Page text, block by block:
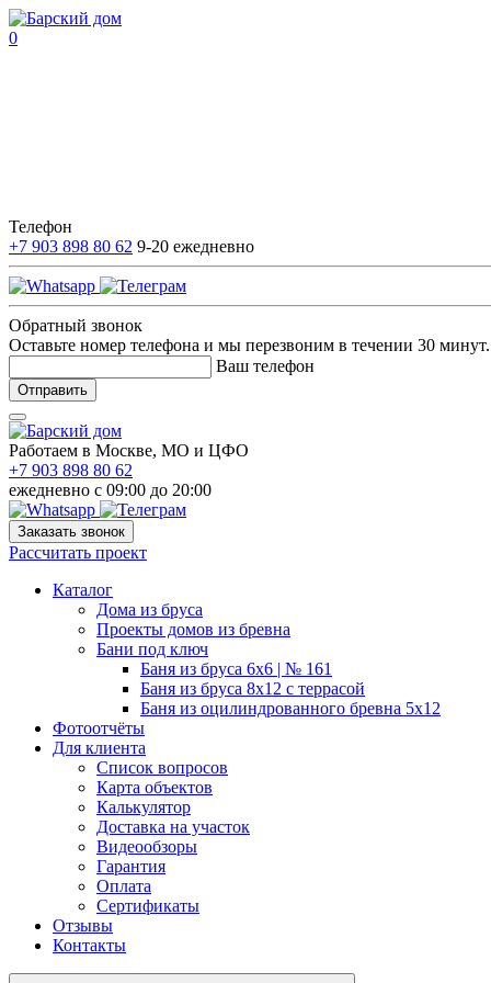
0
Телефон
+7 903 898 80 62 9-20 ежедневно
Обратный звонок
Оставьте номер телефона и мы перезвоним в течении 30 минут.
Ваш телефон
Отправить
Работаем в Москве, МО и ЦФО
+7 903 898 80 62
ежедневно c 09:00 до 20:00
Заказать звонок
Рассчитать проект
Каталог
Дома из бруса
Проекты домов из бревна
Бани под ключ
Баня из бруса 6х6 | № 161
Баня из бруса 8х12 с террасой
Баня из оцилиндрованного бревна 5х12
Фотоотчёты
Для клиента
Список вопросов
Карта объектов
Калькулятор
Доставка на участок
Видеообзоры
Гарантия
Оплата
Сертификаты
Отзывы
Контакты